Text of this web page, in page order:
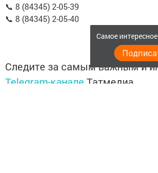
📞 8 (84345) 2-05-39
📞 8 (84345) 2-05-40
Следите за самым важным и
Telegram-канале Татмедиа
Самое